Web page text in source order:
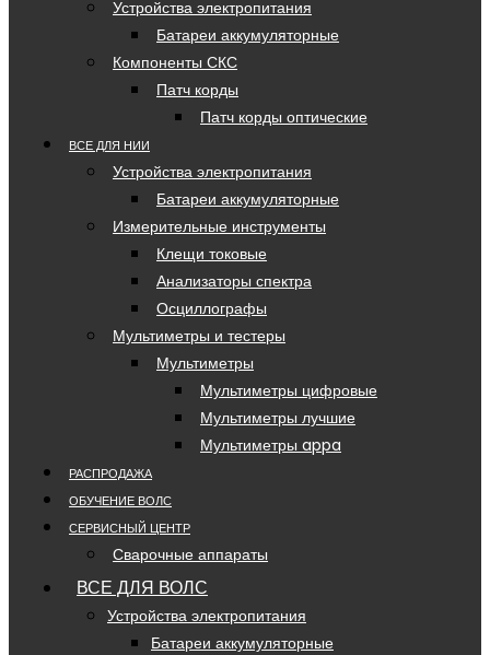
Устройства электропитания
Батареи аккумуляторные
Компоненты СКС
Патч корды
Патч корды оптические
ВСЕ ДЛЯ НИИ
Устройства электропитания
Батареи аккумуляторные
Измерительные инструменты
Клещи токовые
Анализаторы спектра
Осциллографы
Мультиметры и тестеры
Мультиметры
Мультиметры цифровые
Мультиметры лучшие
Мультиметры appa
РАСПРОДАЖА
ОБУЧЕНИЕ ВОЛС
СЕРВИСНЫЙ ЦЕНТР
Сварочные аппараты
ВСЕ ДЛЯ ВОЛС
Устройства электропитания
Батареи аккумуляторные